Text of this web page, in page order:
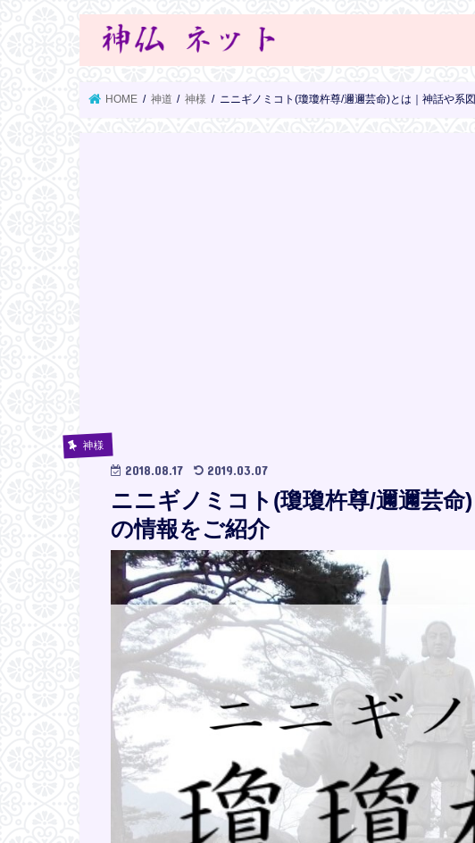
HOME 神道 神様 ニニギノミコト(瓊瓊杵尊/邇邇芸命)とは｜神話や系
神様
2018.08.17 2019.03.07
ニニギノミコト(瓊瓊杵尊/邇邇芸
の情報をご紹介